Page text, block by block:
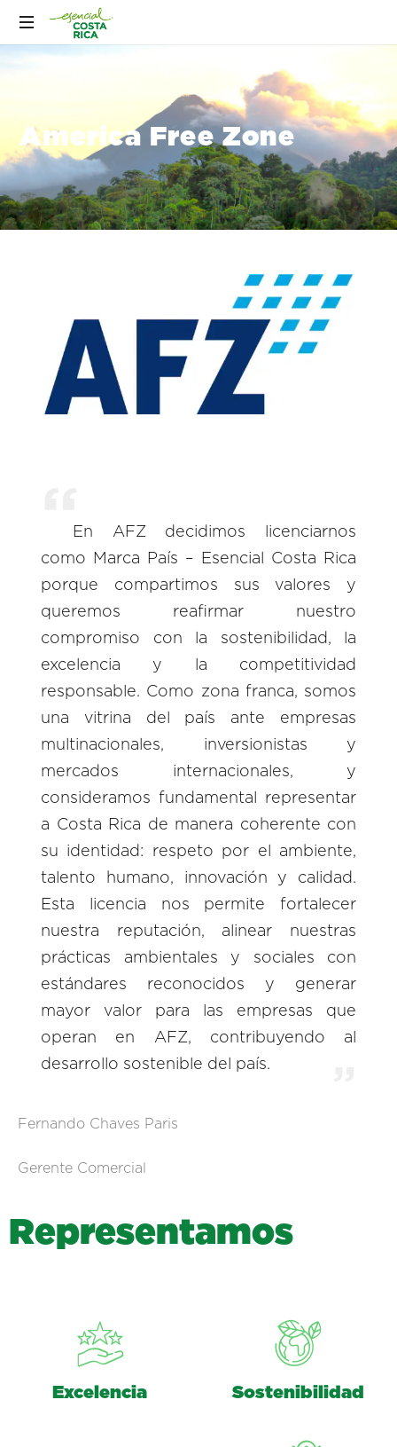
America Free Zone
En AFZ decidimos licenciarnos
como Marca País – Esencial Costa Rica
porque compartimos sus valores y
queremos reafirmar nuestro
compromiso con la sostenibilidad, la
excelencia y la competitividad
responsable. Como zona franca, somos
una vitrina del país ante empresas
multinacionales, inversionistas y
mercados internacionales, y
consideramos fundamental representar
a Costa Rica de manera coherente con
su identidad: respeto por el ambiente,
talento humano, innovación y calidad.
Esta licencia nos permite fortalecer
nuestra reputación, alinear nuestras
prácticas ambientales y sociales con
estándares reconocidos y generar
mayor valor para las empresas que
operan en AFZ, contribuyendo al
desarrollo sostenible del país.
Fernando Chaves Paris
Gerente Comercial
Representamos
Excelencia Sostenibilidad